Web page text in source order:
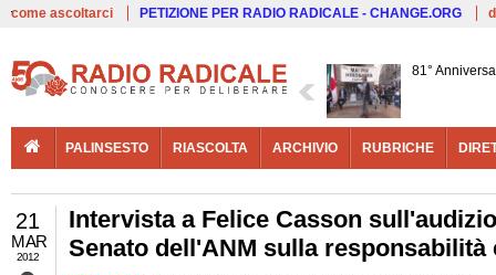
come ascoltarci PETIZIONE PER RADIO RADICALE - CHANGE.ORG
81°
PALINSESTO RIASCOLTA ARCHIVIO RUBRICHE
21
MAR
2012
Intervista a Felice Casson
Senato dell'ANM sulla